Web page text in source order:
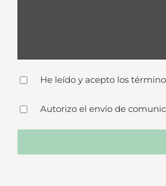
He leído y acepto los
Autorizo el envío de